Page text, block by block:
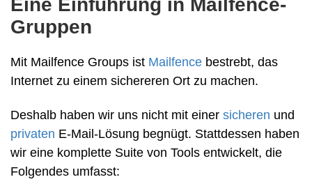
Gruppen
Mit Mailfence Groups ist Mailfence bestrebt, das
Internet zu einem sichereren Ort zu machen.
Deshalb haben wir uns nicht mit einer sicheren und
privaten E-Mail-Lösung begnügt. Stattdessen haben
wir eine komplette Suite von Tools entwickelt, die
Folgendes umfasst: